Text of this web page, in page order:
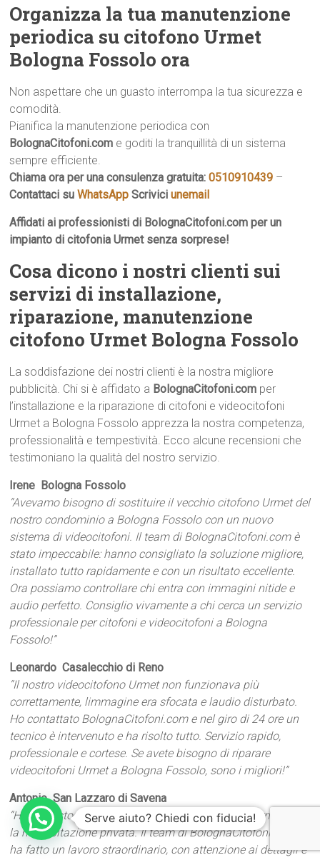
Organizza la tua manutenzione
periodica su citofono Urmet
Bologna Fossolo ora
Non aspettare che un guasto interrompa la tua sicurezza e
comodità.
Pianifica la manutenzione periodica con
BolognaCitofoni.com e goditi la tranquillità di un sistema
sempre efficiente.
Chiama ora per una consulenza gratuita:0510910439 –
Contattaci suWhatsApp Scriviciunemail
Affidati ai professionisti di BolognaCitofoni.com per un
impianto di citofonia Urmet senza sorprese!
Cosa dicono i nostri clienti sui
servizi di installazione,
riparazione, manutenzione
citofono Urmet Bologna Fossolo
La soddisfazione dei nostri clienti è la nostra migliore
pubblicità. Chi si è affidato a BolognaCitofoni.com per
l’installazione e la riparazione di citofoni e videocitofoni
Urmet a Bologna Fossolo apprezza la nostra competenza,
professionalità e tempestività. Ecco alcune recensioni che
testimoniano la qualità del nostro servizio.
Irene  Bologna Fossolo
“Avevamo bisogno di sostituire il vecchio citofono Urmet del
nostro condominio a Bologna Fossolo con un nuovo
sistema di videocitofoni. Il team di BolognaCitofoni.com è
stato impeccabile: hanno consigliato la soluzione migliore,
installato tutto rapidamente e con un risultato eccellente.
Ora possiamo controllare chi entra con immagini nitide e
audio perfetto. Consiglio vivamente a chi cerca un servizio
professionale per citofoni e videocitofoni a Bologna
Fossolo!”
Leonardo  Casalecchio di Reno
“Il nostro videocitofono Urmet non funzionava più
correttamente, limmagine era sfocata e laudio disturbato.
Ho contattato BolognaCitofoni.com e nel giro di 24 ore un
tecnico è intervenuto e ha risolto tutto. Servizio rapido,
professionale e cortese. Se avete bisogno di riparare
videocitofoni Urmet a Bologna Fossolo, sono i migliori!”
Antonio  San Lazzaro di Savena
“Ho richiesto linstallazione di un nuovo citofono Urmet per
la mia abitazione privata. Il team di BolognaCitofoni.com
ha fatto un lavoro straordinario, con attenzione ai dettagli e
Serve aiuto? Chiedi con fiducia!